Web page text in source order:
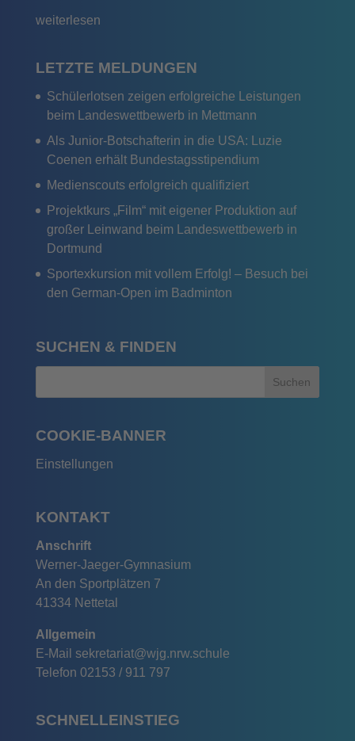
weiterlesen
LETZTE MELDUNGEN
Schülerlotsen zeigen erfolgreiche Leistungen
beim Landeswettbewerb in Mettmann
Als Junior-Botschafterin in die USA: Luzie
Coenen erhält Bundestagsstipendium
Medienscouts erfolgreich qualifiziert
Projektkurs „Film“ mit eigener Produktion auf
großer Leinwand beim Landeswettbewerb in
Dortmund
Sportexkursion mit vollem Erfolg! – Besuch bei
den German-Open im Badminton
SUCHEN & FINDEN
COOKIE-BANNER
Einstellungen
KONTAKT
Anschrift
Werner-Jaeger-Gymnasium
An den Sportplätzen 7
41334 Nettetal
Allgemein
E-Mail sekretariat@wjg.nrw.schule
Telefon 02153 / 911 797
SCHNELLEINSTIEG